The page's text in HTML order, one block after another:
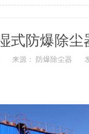
式防爆除尘
来源： 防爆除尘器